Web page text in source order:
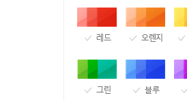
레드 오렌지
그린 블루